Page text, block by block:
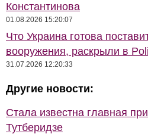
Константинова
01.08.2026 15:20:07
Что Украина готова
вооружения, раскрыли в
31.07.2026 12:20:33
Другие новости:
Стала известна главная
Тутберидзе